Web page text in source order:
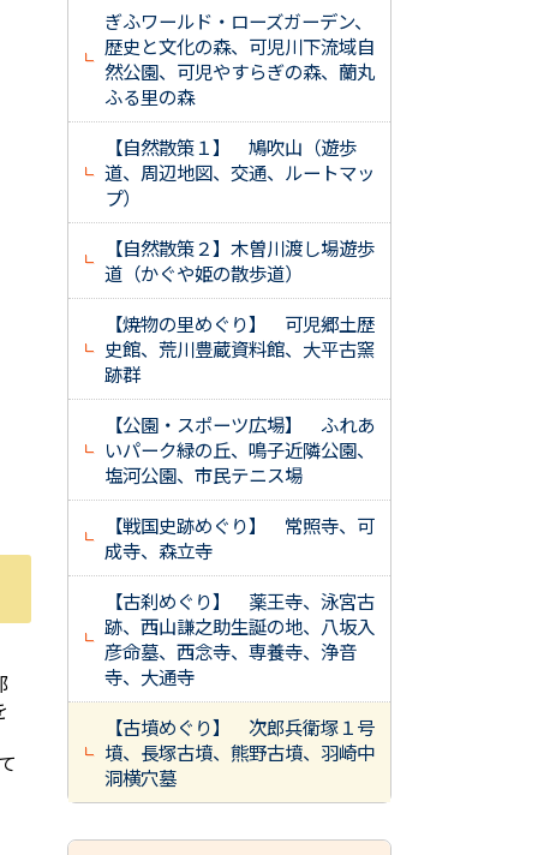
ぎふワールド・ローズガーデン、
歴史と文化の森、可児川下流域自
然公園、可児やすらぎの森、蘭丸
ふる里の森
【自然散策１】 鳩吹山（遊歩
道、周辺地図、交通、ルートマッ
プ）
【自然散策２】木曽川渡し場遊歩
道（かぐや姫の散歩道）
【焼物の里めぐり】 可児郷土歴
史館、荒川豊蔵資料館、大平古窯
跡群
【公園・スポーツ広場】 ふれあ
いパーク緑の丘、鳴子近隣公園、
塩河公園、市民テニス場
【戦国史跡めぐり】 常照寺、可
成寺、森立寺
【古刹めぐり】 薬王寺、泳宮古
跡、西山謙之助生誕の地、八坂入
彦命墓、西念寺、専養寺、浄音
寺、大通寺
【古墳めぐり】 次郎兵衛塚１号
墳、長塚古墳、熊野古墳、羽崎中
洞横穴墓